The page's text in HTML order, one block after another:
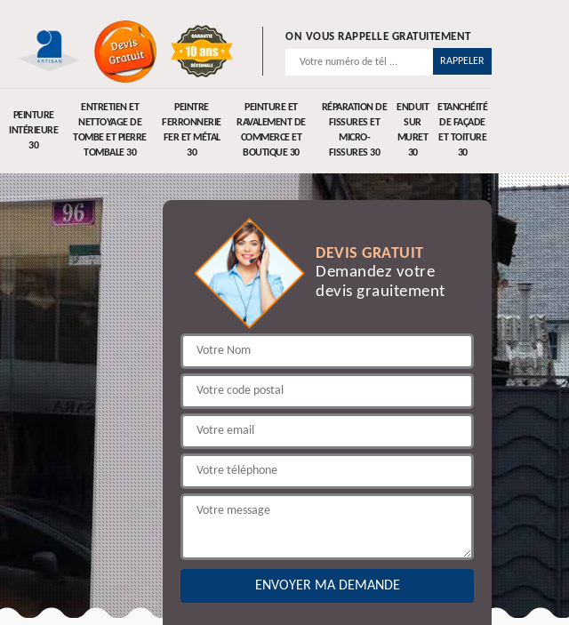
ON VOUS RAPPELLE GRATUITEMENT
PEINTURE
INTÉRIEURE
30
ENTRETIEN ET
NETTOYAGE DE
TOMBE ET PIERRE
TOMBALE 30
PEINTRE
FERRONNERIE
FER ET MÉTAL
30
PEINTURE ET
RAVALEMENT DE
COMMERCE ET
BOUTIQUE 30
RÉPARATION DE
FISSURES ET
MICRO-
FISSURES 30
ENDUIT
SUR
MURET
30
ETANCHÉITÉ
DE FAÇADE
ET TOITURE
30
DEVIS GRATUIT
Demandez votre
devis grauitement